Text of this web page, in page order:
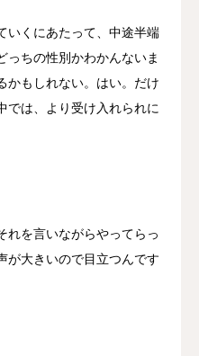
いくにあたって、中途半端
っちの性別かわかんないま
かもしれない。はい。だけ
では、より受け入れられに
れを言いながらやってらっ
が大きいので目立つんです